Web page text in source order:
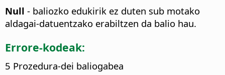
Null - baliozko edukirik ez duten sub motako
aldagai-datuentzako erabiltzen da balio hau.
Errore-kodeak:
5 Prozedura-dei baliogabea